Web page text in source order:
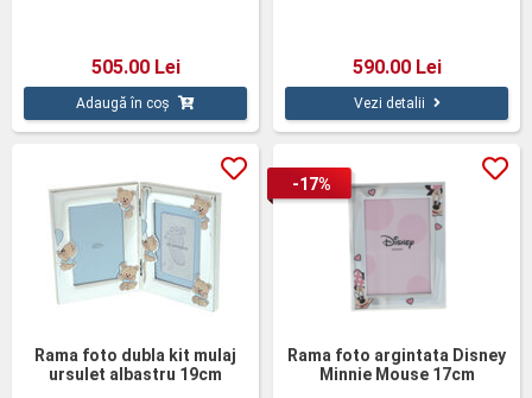
505.00 Lei
Adaugă în coș
590.00 Lei
Vezi detalii
Rama foto dubla kit mulaj
ursulet albastru 19cm
Rama foto argintata Disney
Minnie Mouse 17cm
-17%